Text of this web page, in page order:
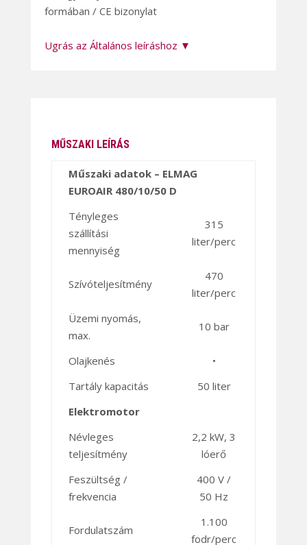
formában / CE bizonylat
Ugrás az Általános leíráshoz ▼
MŰSZAKI LEÍRÁS
Műszaki adatok – ELMAG
EUROAIR 480/10/50 D
Tényleges
szállítási
mennyiség
315
liter/perc
Szívóteljesítmény
470
liter/perc
Üzemi nyomás,
max.
10 bar
Olajkenés
•
Tartály kapacitás
50 liter
Elektromotor
Névleges
teljesítmény
2,2 kW, 3
lóerő
Feszültség /
frekvencia
400 V /
50 Hz
Fordulatszám
1.100
fodr/perc